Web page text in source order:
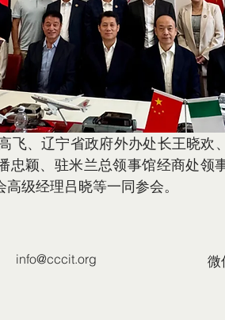
忠颖、驻米兰总领事馆经商处领
级经理吕晓等一同参会。
info@cccit.org 微